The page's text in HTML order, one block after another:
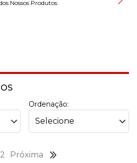
Nossos Produtos
Ordenação:
2 Próxima